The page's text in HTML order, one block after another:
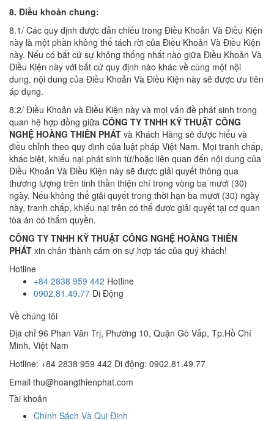
8. Điều khoản chung:
8.1/ Các quy định được dẫn chiếu trong Điều Khoản Và Điều Kiện
này là một phần không thể tách rời của Điều Khoản Và Điều Kiện
này. Nếu có bất cứ sự không thống nhất nào giữa Điều Khoản Và
Điều Kiện này với bất cứ quy định nào khác về cùng một nội
dung, nội dung của Điều Khoản Và Điều Kiện này sẽ được ưu tiên
áp dụng.
8.2/ Điều Khoản và Điều Kiện này và mọi vấn đề phát sinh trong
quan hệ hợp đồng giữa CÔNG TY TNHH KỸ THUẬT CÔNG
NGHỆ HOÀNG THIÊN PHÁT và Khách Hàng sẽ được hiểu và
điều chỉnh theo quy định của luật pháp Việt Nam. Mọi tranh chấp,
khác biệt, khiếu nại phát sinh từ/hoặc liên quan đến nội dung của
Điều Khoản Và Điều Kiện này sẽ được giải quyết thông qua
thương lượng trên tinh thần thiện chí trong vòng ba mươi (30)
ngày. Nếu không thể giải quyết trong thời hạn ba mươi (30) ngày
này, tranh chấp, khiếu nại trên có thể được giải quyết tại cơ quan
tòa án có thẩm quyền.
CÔNG TY TNHH KỸ THUẬT CÔNG NGHỆ HOÀNG THIÊN
PHÁT xin chân thành cám ơn sự hợp tác của quý khách!
Hotline
+84 2838 959 442 Hotline
0902.81.49.77 Di Động
Về chúng tôi
Địa chỉ 96 Phan Văn Trị, Phường 10, Quận Gò Vấp, Tp.Hồ Chí
Minh, Việt Nam
Hotline: +84 2838 959 442 Di động: 0902.81.49.77
Email thu@hoangthienphat.com
Tài khoản
Chính Sách Và Qui Định